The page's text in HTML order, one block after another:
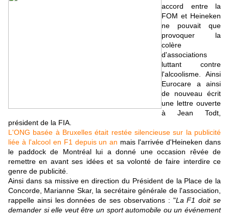
accord entre la
FOM et Heineken
ne pouvait que
provoquer la
colère
d'associations
luttant contre
l'alcoolisme. Ainsi
Eurocare a ainsi
de nouveau écrit
une lettre ouverte
à Jean Todt,
président de la FIA.
L'ONG basée à Bruxelles était restée silencieuse sur la publicité
liée à l'alcool en F1 depuis un an mais l'arrivée d'Heineken dans
le paddock de Montréal lui a donné une occasion rêvée de
remettre en avant ses idées et sa volonté de faire interdire ce
genre de publicité.
Ainsi dans sa missive en direction du Président de la Place de la
Concorde, Marianne Skar, la secrétaire générale de l'association,
rappelle ainsi les données de ses observations : "La F1 doit se
demander si elle veut être un sport automobile ou un événement